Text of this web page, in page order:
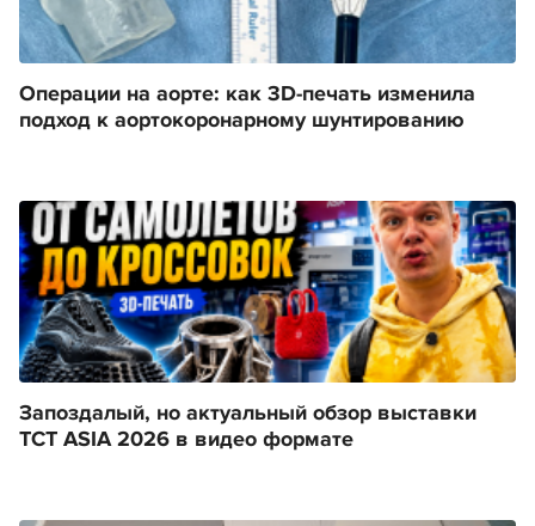
Операции на аорте: как 3D-печать изменила
подход к аортокоронарному шунтированию
Запоздалый, но актуальный обзор выставки
TCT ASIA 2026 в видео формате